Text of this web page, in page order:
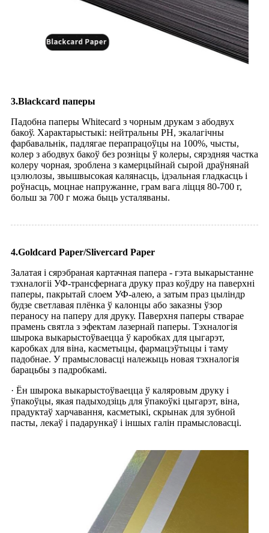
3.Blackcard паперы
Падобна паперы Whitecard з чорным друкам з абодвух
бакоў. Характарыстыкі: нейтральны PH, экалагічны
фарбавальнік, падлягае перапрацоўцы на 100%, чысты,
колер з абодвух бакоў без розніцы ў колеры, сярэдняя частка
колеру чорная, зроблена з камерцыйнай сырой драўнянай
цэлюлозы, звышвысокая калянасць, ідэальная гладкасць і
роўнасць, моцнае напружанне, грам вага ліцця 80-700 г,
больш за 700 г можа быць усталяваны.
4.Goldcard Paper/Slivercard Paper
Залатая і сярэбраная картачная папера - гэта выкарыстанне
тэхналогіі УФ-трансфернага друку праз коўдру на паверхні
паперы, пакрытай слоем УФ-алею, а затым праз цыліндр
будзе светлавая плёнка ў калонцы або заказны ўзор
пераносу на паперу для друку. Паверхня паперы стварае
прамень святла з эфектам лазернай паперы. Тэхналогія
шырока выкарыстоўваецца ў каробках для цыгарэт,
каробках для віна, касметыцы, фармацэўтыцы і таму
падобнае. У прамысловасці належыць новая тэхналогія
барацьбы з падробкамі.
· Ён шырока выкарыстоўваецца ў каляровым друку і
ўпакоўцы, якая падыходзіць для ўпакоўкі цыгарэт, віна,
прадуктаў харчавання, касметыкі, скрынак для зубной
пасты, лекаў і падарункаў і іншых галін прамысловасці.